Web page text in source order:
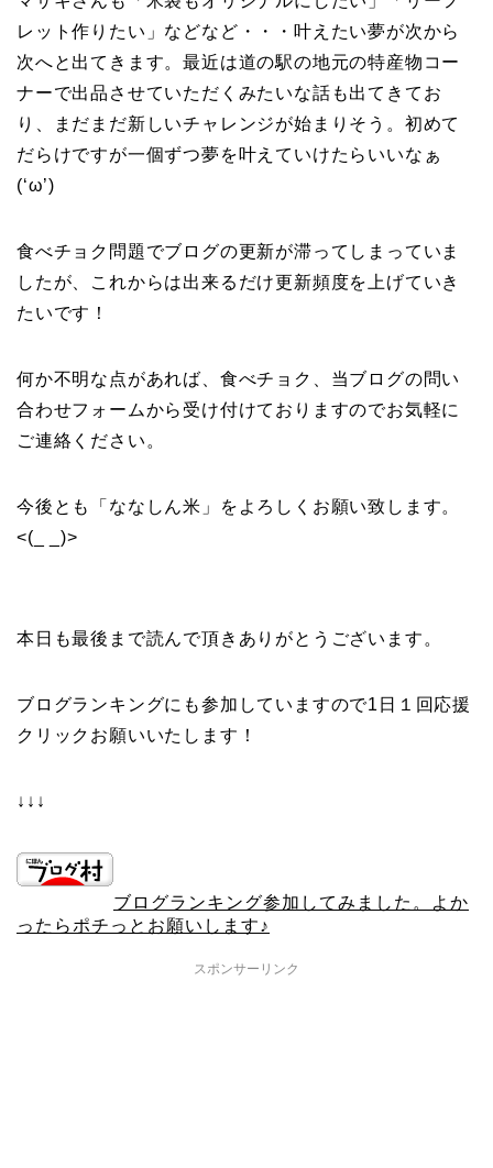
レット作りたい」などなど・・・叶えたい夢が次から
次へと出てきます。最近は道の駅の地元の特産物コー
ナーで出品させていただくみたいな話も出てきてお
り、まだまだ新しいチャレンジが始まりそう。初めて
だらけですが一個ずつ夢を叶えていけたらいいなぁ
(‘ω’)
食べチョク問題でブログの更新が滞ってしまっていま
したが、これからは出来るだけ更新頻度を上げていき
たいです！
何か不明な点があれば、食べチョク、当ブログの問い
合わせフォームから受け付けておりますのでお気軽に
ご連絡ください。
今後とも「ななしん米」をよろしくお願い致します。
<(_ _)>
本日も最後まで読んで頂きありがとうございます。
ブログランキングにも参加していますので1日１回応援
クリックお願いいたします！
↓↓↓
ブログランキング参加してみました。よか
ったらポチっとお願いします♪
スポンサーリンク